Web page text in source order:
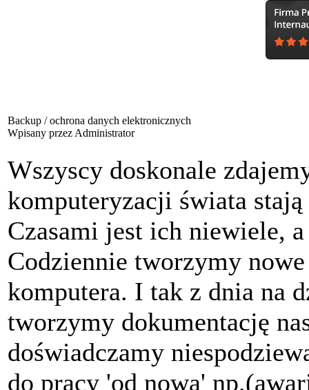
Backup / ochrona danych elektronicznych
Wpisany przez Administrator
Wszyscy doskonale
komputeryzacji świata
Czasami jest ich niewiele,
Codziennie tworzymy
komputera. I tak z dnia na
tworzymy dokumentację
doświadczamy
do pracy 'od nowa'